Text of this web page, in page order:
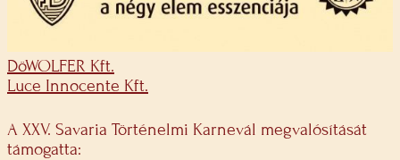
DöWOLFER Kft.
Luce Innocente Kft.
A XXV. Savaria Történelmi Karnevál megvalósítását
támogatta: